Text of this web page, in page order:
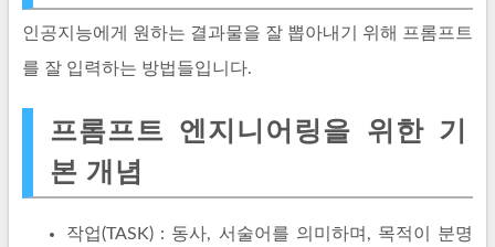
인공지능에게 원하는 결과물을 잘 뽑아내기 위해 프롬프트
를 잘 입력하는 방법들입니다.
프롬프트 엔지니어링을 위한 기
본 개념
작업(TASK) : 동사, 서술어를 의미하며, 목적이 분명